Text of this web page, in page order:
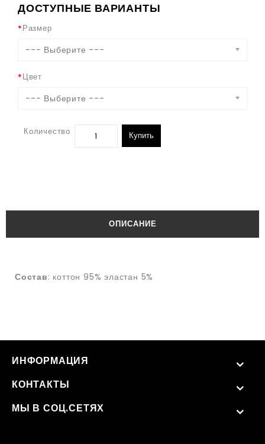
ДОСТУПНЫЕ ВАРИАНТЫ
Размер
--- Выберите ---
Цвет
--- Выберите ---
Количество Купить
ОПИСАНИЕ
Состав: коттон 95% эластан 5%
ИНФОРМАЦИЯ
КОНТАКТЫ
МЫ В СОЦ.СЕТЯХ